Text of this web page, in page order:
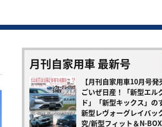
月刊自家用車 最新号
【月刊自家用車10月号発
ごいぜ日産！「新型エル
ド」「新型キックス」の
新型レヴォーグレイバッ
究/新型フィット＆N-